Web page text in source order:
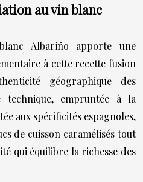
au vin blanc
Albariño apporte une
à cette recette fusion
géographique des
technique, empruntée à la
aux spécificités espagnoles,
de cuisson caramélisés tout
qui équilibre la richesse des